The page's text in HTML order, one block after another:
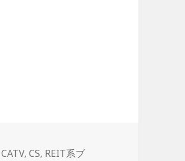
CATV,CS, REIT系ブ